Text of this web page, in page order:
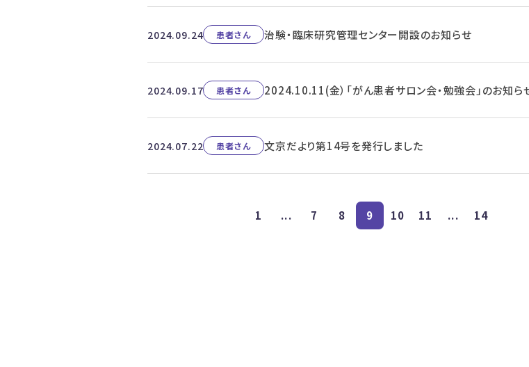
2024.09.24 患者さん 治験・臨床研究管理センター開設のお知らせ
2024.09.17 患者さん 2024.10.11(金）「がん患者サロン会・勉強会」のお知ら
2024.07.22 患者さん 文京だより第14号を発行しました
1 ... 7 8 9 10 11 ... 14